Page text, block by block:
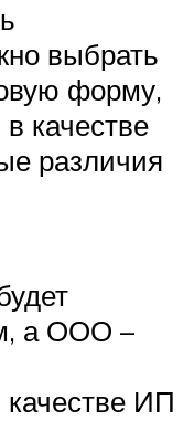
выбрать
форму,
качестве
различия
а ООО –
ИП